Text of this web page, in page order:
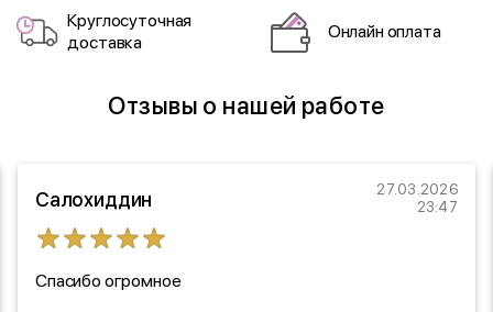
Круглосуточная
доставка
Онлайн оплата
Отзывы о нашей работе
Салохиддин
27.03.2026
23:47
Спасибо огромное